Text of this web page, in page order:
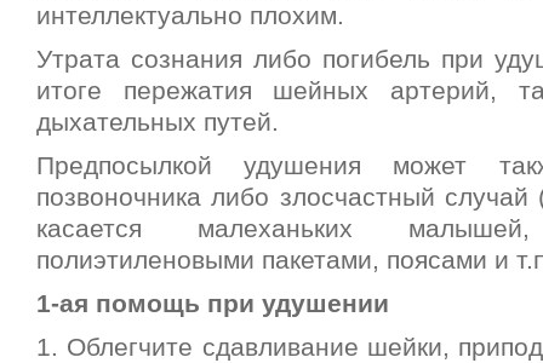
интеллектуально плохим.
Утрата сознания либо погибель при
итоге пережатия шейных артерий,
дыхательных путей.
Предпосылкой удушения может
позвоночника либо злосчастный случай
касается малеханьких
полиэтиленовыми пакетами, поясами и
1-ая помощь при удушении
1. Облегчите сдавливание шейки,